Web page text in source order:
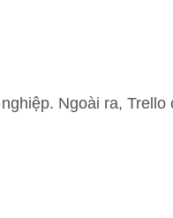
Ngoài ra,